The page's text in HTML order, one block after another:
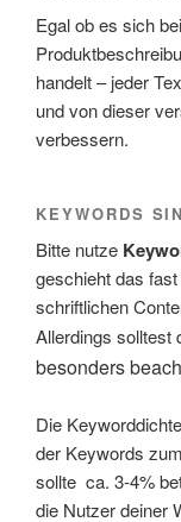
Egal ob es sich
handelt – jeder
und von dieser
verbessern.
KEYWORDS
Bitte nutze
geschieht das
schriftlichen
Allerdings solltest
besonders
Die
der Keywords
sollte ca. 3-4%
die Nutzer deiner